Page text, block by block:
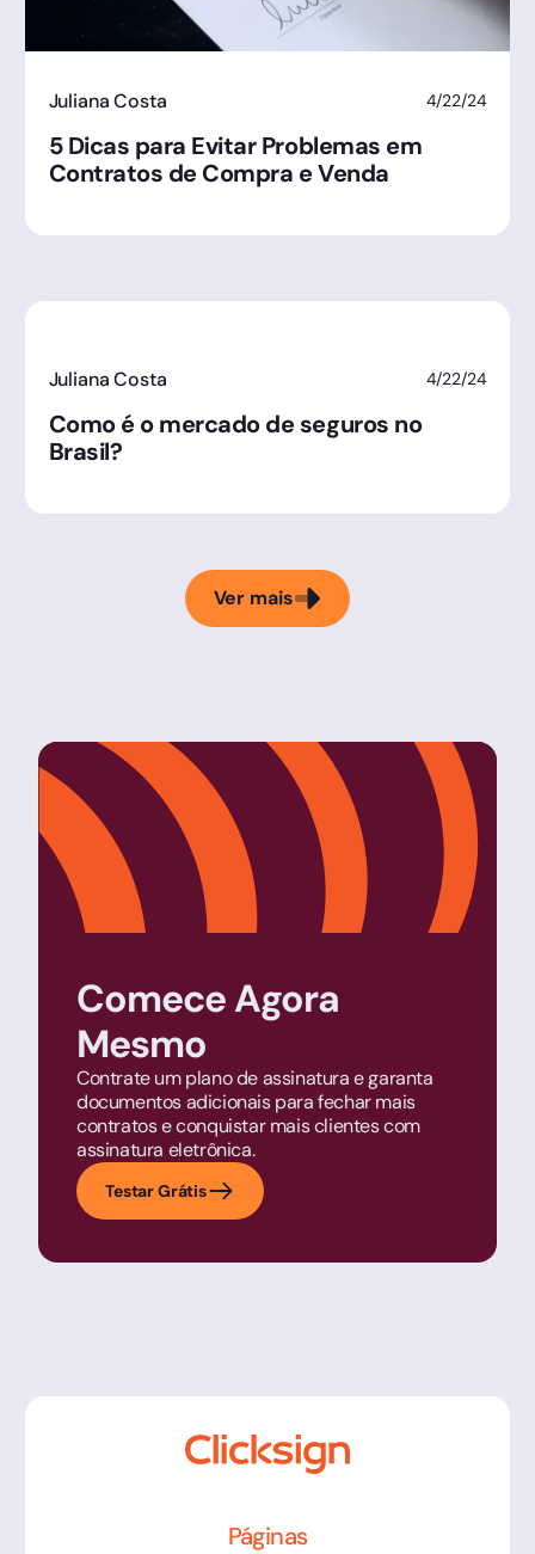
Juliana Costa 4/22/24
5 Dicas para Evitar Problemas em
Contratos de Compra e Venda
Juliana Costa 4/22/24
Como é o mercado de seguros no
Brasil?
Ver mais
Comece Agora
Mesmo
Contrate um plano de assinatura e garanta
documentos adicionais para fechar mais
contratos e conquistar mais clientes com
assinatura eletrônica.
Testar Grátis
Páginas